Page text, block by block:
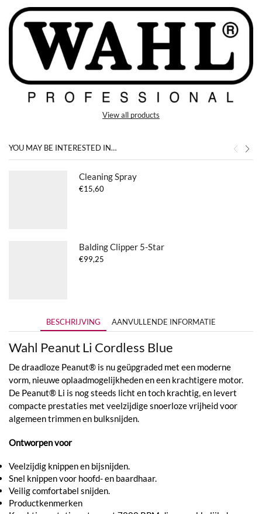
View all products
YOU MAY BE INTERESTED IN…
Cleaning Spray
€15,60
Balding Clipper 5-Star
€99,25
BESCHRIJVING AANVULLENDE INFORMATIE
Wahl Peanut Li Cordless Blue
De draadloze Peanut® is nu geüpgraded met een moderne
vorm, nieuwe oplaadmogelijkheden en een krachtigere motor.
De Peanut® Li is nog steeds licht en toch krachtig, en levert
compacte prestaties met veelzijdige snoerloze vrijheid voor
algemeen trimmen en bulksnijden.
Ontworpen voor
Veelzijdig knippen en bijsnijden.
Snel knippen voor hoofd- en baardhaar.
Veilig comfortabel snijden.
Productkenmerken